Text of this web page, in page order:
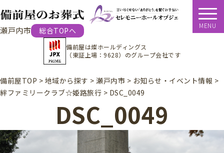
総合TOPへ
瀬戸内市
備前屋は燦ホールディングス
（東証上場：9628） のグループ会社です
MENU
備前屋TOP > 地域から探す > 瀬戸内市 > お知らせ・イベント情報 >
絆ファミリークラブ☆姫路旅行 > DSC_0049
DSC_0049